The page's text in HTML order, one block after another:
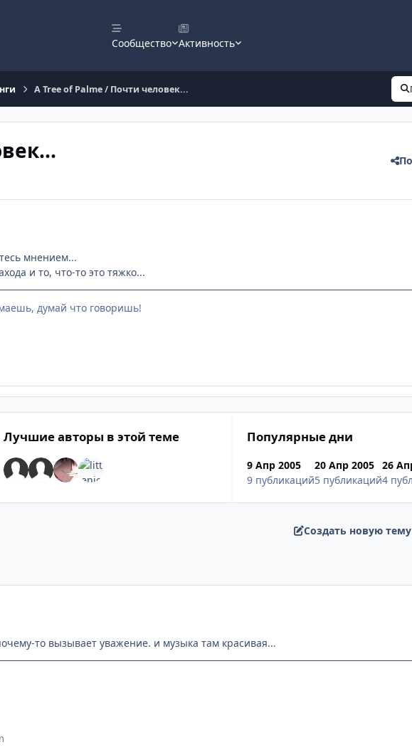
Сообщество Активность
A Tree of Palme / Почти человек...
мнением...
и то, что-то это тяжко...
думай что говоришь!
Лучшие авторы в этой теме Популярные дни
9 Апр 2005
9 публикаций
20 Апр 2005
5 публикаций
26
4
Создать новую тему
то вызывает уважение. и музыка там красивая...